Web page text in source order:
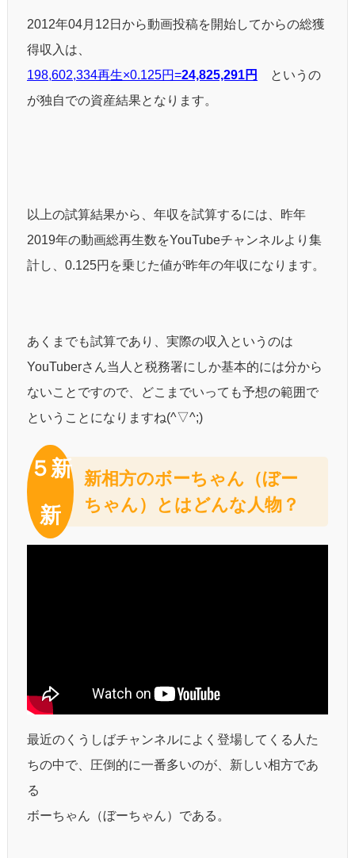
2012年04月12日から動画投稿を開始してからの総獲
得収入は、
198,602,334再生×0.125円=24,825,291円
というの
が独自での資産結果となります。
以上の試算結果から、年収を試算するには、昨年
2019年の動画総再生数をYouTubeチャンネルより集
計し、0.125円を乗じた値が昨年の年収になります。
あくまでも試算であり、実際の収入というのは
YouTuberさん当人と税務署にしか基本的には分から
ないことですので、どこまでいっても予想の範囲で
ということになりますね(^▽^;)
５新
新
新相方のボーちゃん（ぼー
ちゃん）とはどんな人物？
最近のくうしばチャンネルによく登場してくる人た
ちの中で、圧倒的に一番多いのが、新しい相方であ
る
ボーちゃん（ぼーちゃん）である。